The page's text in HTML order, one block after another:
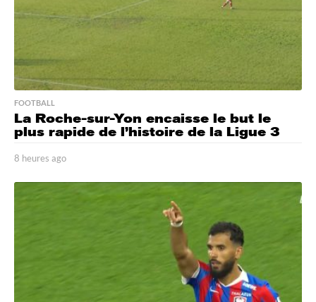
FOOTBALL
La Roche-sur-Yon encaisse le but le
plus rapide de l’histoire de la Ligue 3
8 heures ago
e